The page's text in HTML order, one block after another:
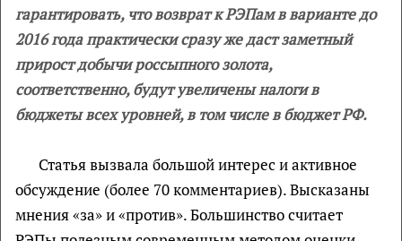
гарантировать, что возврат к РЭПам в варианте до
2016 года практически сразу же даст заметный
прирост добычи россыпного золота,
соответственно, будут увеличены налоги в
бюджеты всех уровней, в том числе в бюджет РФ.
Статья вызвала большой интерес и активное
обсуждение (более 70 комментариев). Высказаны
мнения «за» и «против». Большинство считает